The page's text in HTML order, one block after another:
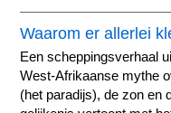
Waarom er allerlei
Een scheppingsverhaal
West-Afrikaanse mythe
(het paradijs), de zon en